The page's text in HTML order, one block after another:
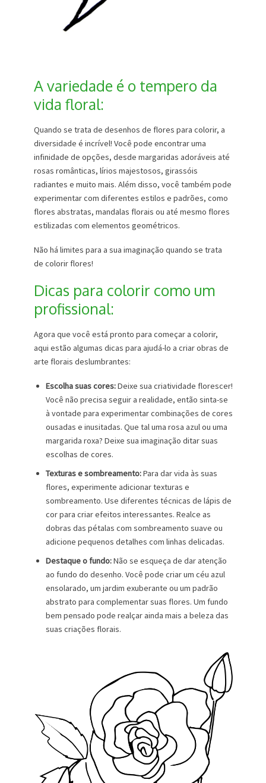
A variedade é o tempero da
vida floral:
Quando se trata de desenhos de flores para colorir, a
diversidade é incrível! Você pode encontrar uma
infinidade de opções, desde margaridas adoráveis ​​até
rosas românticas, lírios majestosos, girassóis
radiantes e muito mais. Além disso, você também pode
experimentar com diferentes estilos e padrões, como
flores abstratas, mandalas florais ou até mesmo flores
estilizadas com elementos geométricos.
Não há limites para a sua imaginação quando se trata
de colorir flores!
Dicas para colorir como um
profissional:
Agora que você está pronto para começar a colorir,
aqui estão algumas dicas para ajudá-lo a criar obras de
arte florais deslumbrantes:
Escolha suas cores:Deixe sua criatividade florescer!
Você não precisa seguir a realidade, então sinta-se
à vontade para experimentar combinações de cores
ousadas e inusitadas. Que tal uma rosa azul ou uma
margarida roxa? Deixe sua imaginação ditar suas
escolhas de cores.
Texturas e sombreamento:Para dar vida às suas
flores, experimente adicionar texturas e
sombreamento. Use diferentes técnicas de lápis de
cor para criar efeitos interessantes. Realce as
dobras das pétalas com sombreamento suave ou
adicione pequenos detalhes com linhas delicadas.
Destaque o fundo:Não se esqueça de dar atenção
ao fundo do desenho. Você pode criar um céu azul
ensolarado, um jardim exuberante ou um padrão
abstrato para complementar suas flores. Um fundo
bem pensado pode realçar ainda mais a beleza das
suas criações florais.